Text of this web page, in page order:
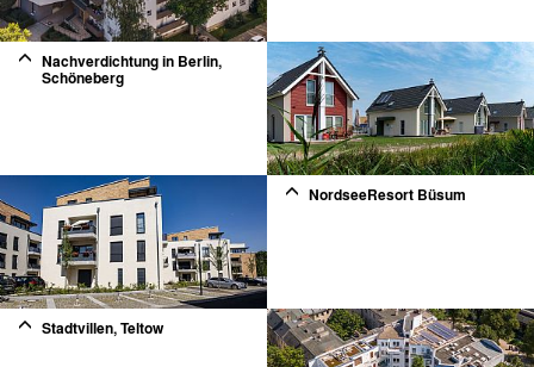
Nachverdichtung in Berlin,
Schöneberg
NordseeResort Büsum
Stadtvillen, Teltow